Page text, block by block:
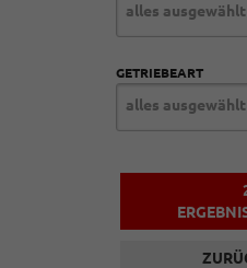
alles ausgewählt
GETRIEBEART
alles ausgewählt